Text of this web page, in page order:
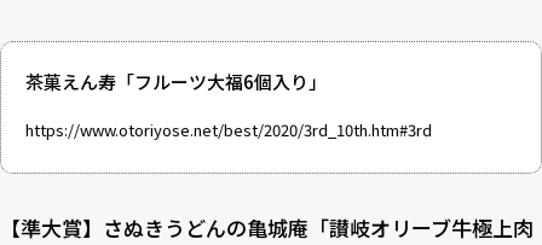
茶菓えん寿「フルーツ大福6個入り」
https://www.otoriyose.net/best/2020/3rd_10th.htm#3rd
【準大賞】さぬきうどんの亀城庵「讃岐オリーブ牛極上肉